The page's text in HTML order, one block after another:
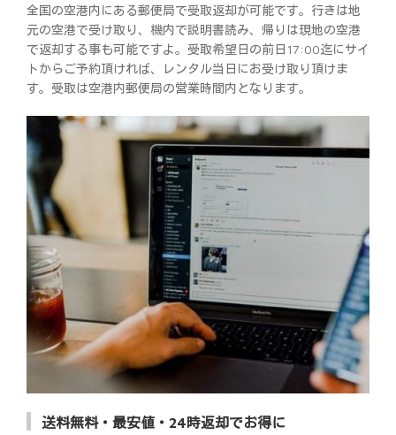
全国の空港内にある郵便局で受取返却が可能です。行きは地
元の空港で受け取り、機内で説明書読み、帰りは現地の空港
で返却する事も可能ですよ。受取希望日の前日17:00迄にサイ
トからご予約頂ければ、レンタル当日にお受け取り頂けま
す。受取は空港内郵便局の営業時間内となります。
送料無料・最安値・24時返却でお得に